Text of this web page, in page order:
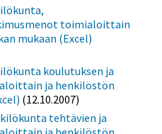
toimialoittain
mukaan (Excel)
koulutuksen ja
ja henkilöstön
(12.10.2007)
tehtävien ja